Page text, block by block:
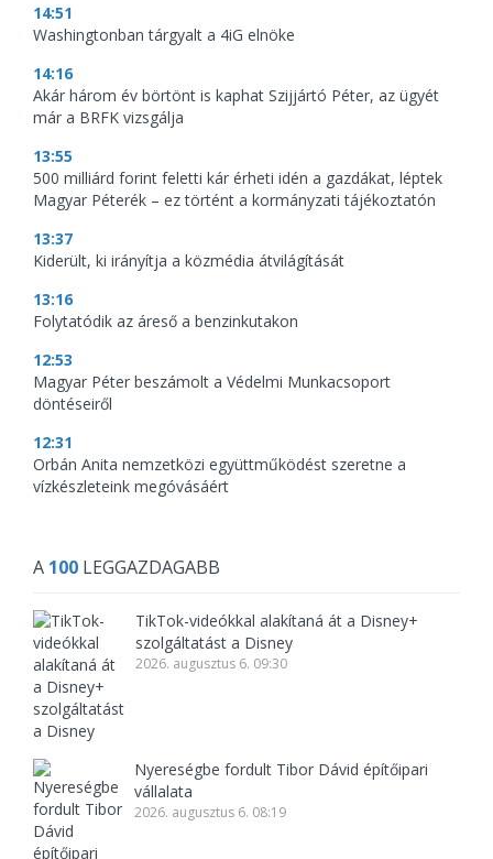
14:51
Washingtonban tárgyalt a 4iG elnöke
14:16
Akár három év börtönt is kaphat Szijjártó Péter, az ügyét
már a BRFK vizsgálja
13:55
500 milliárd forint feletti kár érheti idén a gazdákat, léptek
Magyar Péterék – ez történt a kormányzati tájékoztatón
13:37
Kiderült, ki irányítja a közmédia átvilágítását
13:16
Folytatódik az áreső a benzinkutakon
12:53
Magyar Péter beszámolt a Védelmi Munkacsoport
döntéseiről
12:31
Orbán Anita nemzetközi együttműködést szeretne a
vízkészleteink megóvásáért
A 100 LEGGAZDAGABB
TikTok-videókkal alakítaná át a Disney+
szolgáltatást a Disney
2026. augusztus 6. 09:30
Nyereségbe fordult Tibor Dávid építőipari
vállalata
2026. augusztus 6. 08:19